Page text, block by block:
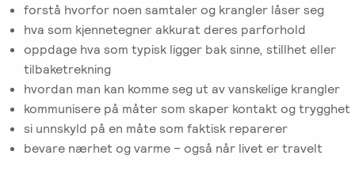
utdanning
Utleie
kurslokale
–
Sentralt
i
Oslo
forstå hvorfor noen samtaler og krangler låser seg
hva som kjennetegner akkurat deres parforhold
oppdage hva som typisk ligger bak sinne, stillhet eller
tilbaketrekning
hvordan man kan komme seg ut av vanskelige krangler
kommunisere på måter som skaper kontakt og trygghet
si unnskyld på en måte som faktisk reparerer
bevare nærhet og varme – også når livet er travelt